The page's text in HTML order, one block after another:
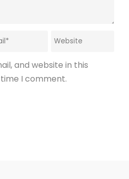
and website in this
I comment.